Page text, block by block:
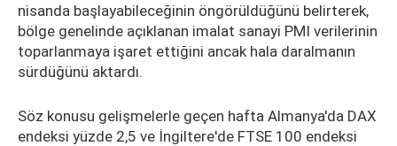
nisanda başlayabileceğinin öngörüldüğünü belirterek,
bölge genelinde açıklanan imalat sanayi PMI verilerinin
toparlanmaya işaret ettiğini ancak hala daralmanın
sürdüğünü aktardı.
Söz konusu gelişmelerle geçen hafta Almanya'da DAX
endeksi yüzde 2,5 ve İngiltere'de FTSE 100 endeksi